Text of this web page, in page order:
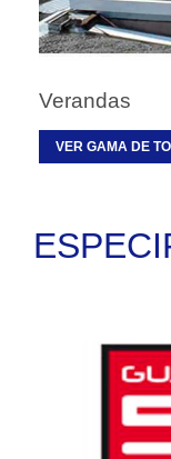
Verandas
VER GAMA DE